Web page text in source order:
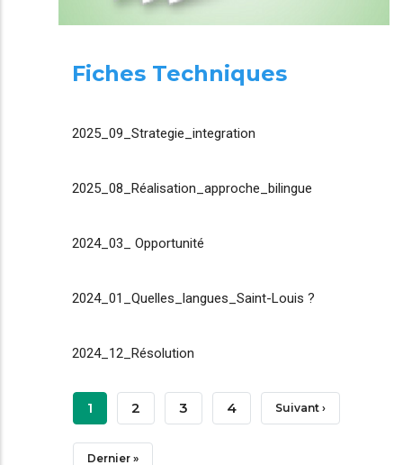
Fiches Techniques
2025_09_Strategie_integration
2025_08_Réalisation_approche_bilingue
2024_03_ Opportunité
2024_01_Quelles_langues_Saint-Louis ?
2024_12_Résolution
Pagination
Page
Courante
1 Page
2 Page
3 Page
4 Page
Suivant ›
Dernière
Dernier »